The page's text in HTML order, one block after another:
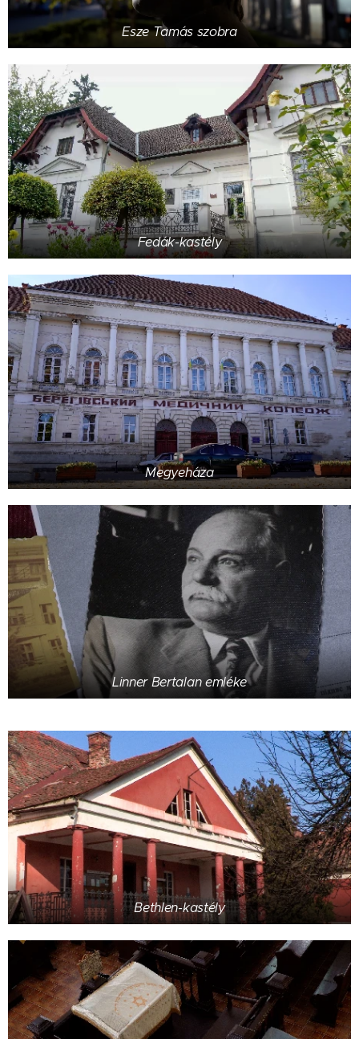
Esze Tamás szobra
Fedák-kastély
Megyeháza
Linner Bertalan emléke
Bethlen-kastély